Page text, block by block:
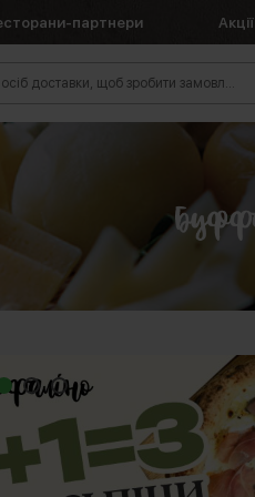
партнери Акції
доставки, щоб зробити замовлення